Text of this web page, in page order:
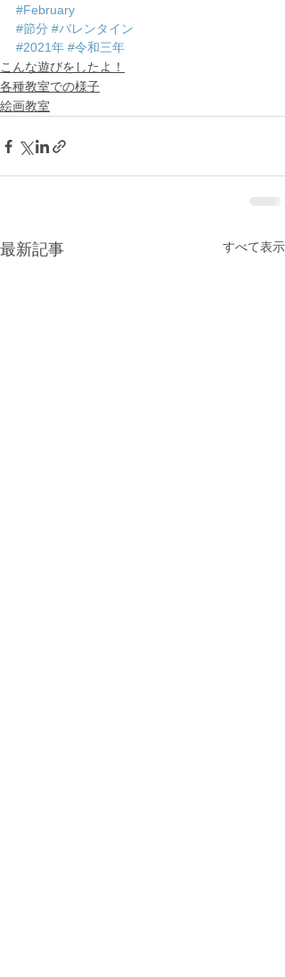
#February
#節分 #バレンタイン
#2021年 #令和三年
こんな遊びをしたよ！
各種教室での様子
絵画教室
最新記事 すべて表示